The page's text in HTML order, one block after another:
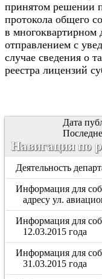
принятом решении
протокола общего
в многоквартирном
отправлением с
случае сведения о
реестра лицензий
Дата
Навигация по
Деятельность
Информация для
адресу ул.
Информация для
12.03.2015 года
Информация для
31.03.2015 года